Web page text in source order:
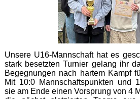
Unsere U16-Mannschaft hat es
stark besetzten Turnier gelang ihr
Begegnungen nach hartem Kampf
Mit 10:0 Mannschaftspunkten und
sie am Ende einen Vorsprung von 4